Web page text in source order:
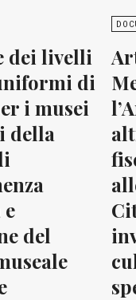
dei livelli
di
i musei
della
del